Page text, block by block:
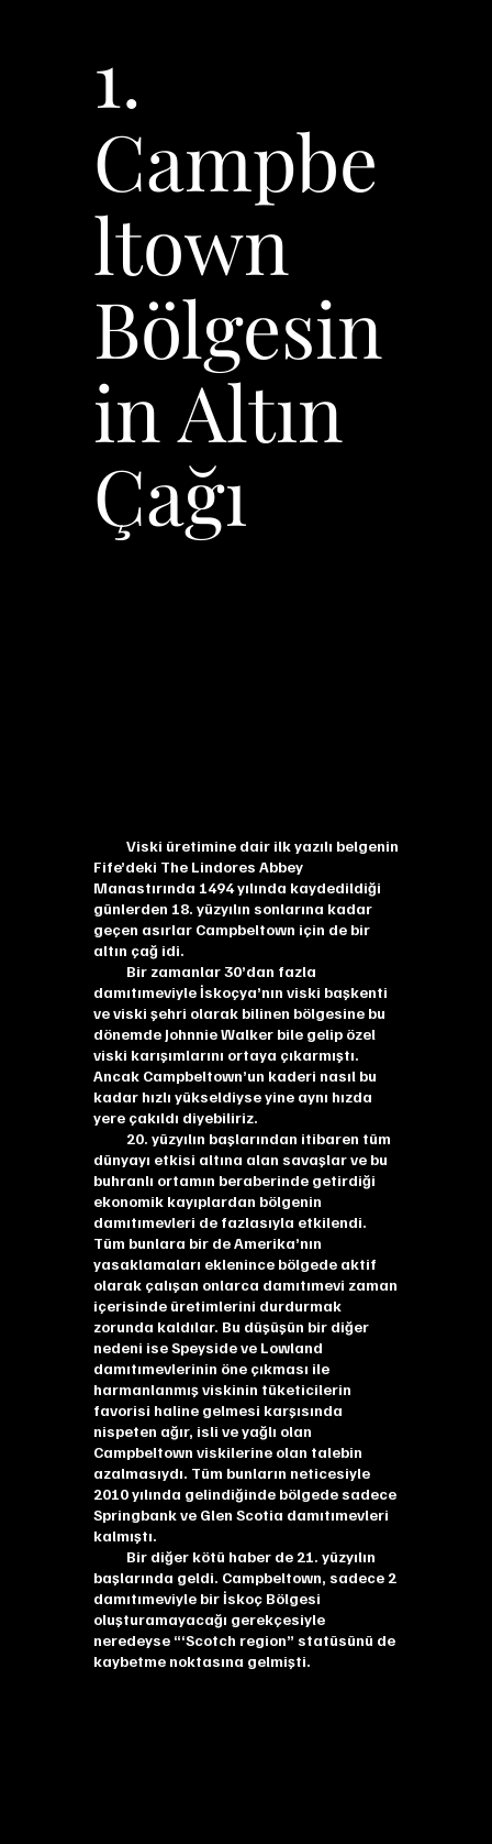
1.
Campbe
ltown
Bölgesin
in Altın
Çağı
Viski üretimine dair ilk yazılı belgenin
Fife’deki The Lindores Abbey
Manastırında 1494 yılında kaydedildiği
günlerden 18. yüzyılın sonlarına kadar
geçen asırlar Campbeltown için de bir
altın çağ idi.
Bir zamanlar 30’dan fazla
damıtımeviyle İskoçya’nın viski başkenti
ve viski şehri olarak bilinen bölgesine bu
dönemde Johnnie Walker bile gelip özel
viski karışımlarını ortaya çıkarmıştı.
Ancak Campbeltown’un kaderi nasıl bu
kadar hızlı yükseldiyse yine aynı hızda
yere çakıldı diyebiliriz.
20. yüzyılın başlarından itibaren tüm
dünyayı etkisi altına alan savaşlar ve bu
buhranlı ortamın beraberinde getirdiği
ekonomik kayıplardan bölgenin
damıtımevleri de fazlasıyla etkilendi.
Tüm bunlara bir de Amerika’nın
yasaklamaları eklenince bölgede aktif
olarak çalışan onlarca damıtımevi zaman
içerisinde üretimlerini durdurmak
zorunda kaldılar. Bu düşüşün bir diğer
nedeni ise Speyside ve Lowland
damıtımevlerinin öne çıkması ile
harmanlanmış viskinin tüketicilerin
favorisi haline gelmesi karşısında
nispeten ağır, isli ve yağlı olan
Campbeltown viskilerine olan talebin
azalmasıydı. Tüm bunların neticesiyle
2010 yılında gelindiğinde bölgede sadece
Springbank ve Glen Scotia damıtımevleri
kalmıştı.
Bir diğer kötü haber de 21. yüzyılın
başlarında geldi. Campbeltown, sadece 2
damıtımeviyle bir İskoç Bölgesi
oluşturamayacağı gerekçesiyle
neredeyse “‘Scotch region” statüsünü de
kaybetme noktasına gelmişti.